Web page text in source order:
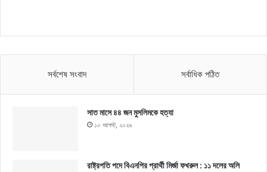
সর্বশেষ সংবাদ সর্বাধিক পঠিত
সাত মাসে ৪৪ জন মুসলিমকে হত্যা
১০ আগস্ট, ২০২৬
রাষ্ট্রপতি পদে বিএনপির প্রার্থী মির্জা ফখরুল : ১১ দলের অলি